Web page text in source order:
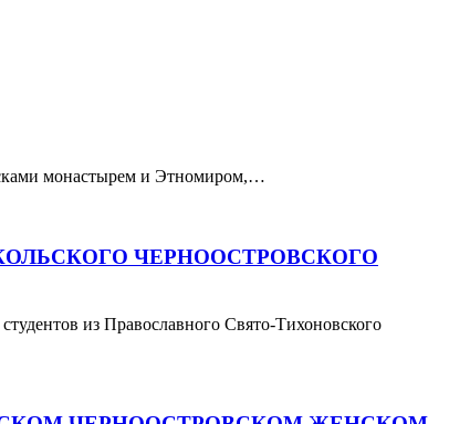
монастырем и Этномиром,…
ЧЕРНООСТРОВСКОГО
из Православного Свято-Тихоновского